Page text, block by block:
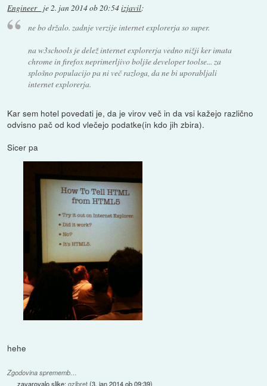
Engineer_ je 2. jan 2014 ob 20:54izjavil:
ne bo držalo. zadnje verzije internet explorerja so super.
na w3schools je delež internet explorerja vedno nižji ker imata
chrome in firefox neprimerljivo boljše developer toolse... za
splošno populacijo pa ni več razloga, da ne bi uporabljali
internet explorerja.
Kar sem hotel povedati je, da je virov več in da vsi kažejo različno
odvisno pač od kod vlečejo podatke(in kdo jih zbira).
Sicer pa
hehe
Zgodovina sprememb…
zavarovalo slike:gzibret(3. jan 2014 ob 09:39)